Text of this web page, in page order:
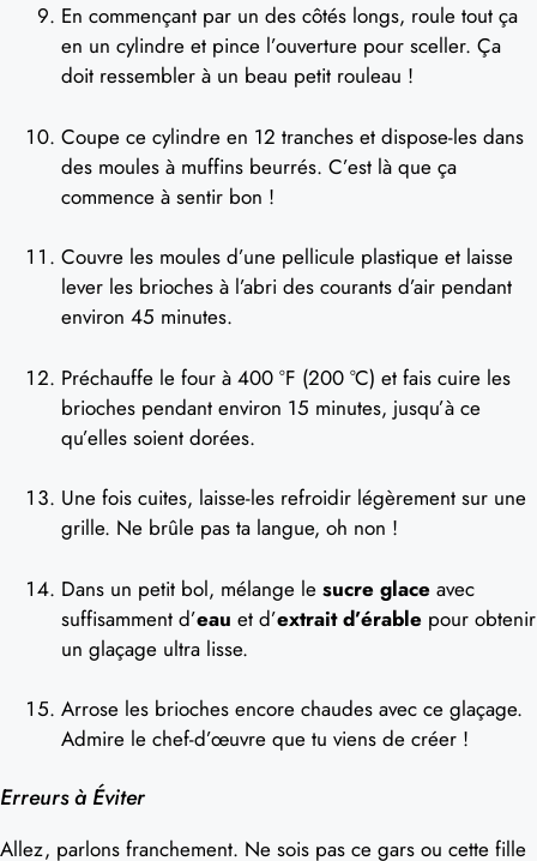
En commençant par un des côtés longs, roule tout ça
en un cylindre et pince l’ouverture pour sceller. Ça
doit ressembler à un beau petit rouleau !
Coupe ce cylindre en 12 tranches et dispose-les dans
des moules à muffins beurrés. C’est là que ça
commence à sentir bon !
Couvre les moules d’une pellicule plastique et laisse
lever les brioches à l’abri des courants d’air pendant
environ 45 minutes.
Préchauffe le four à 400 °F (200 °C) et fais cuire les
brioches pendant environ 15 minutes, jusqu’à ce
qu’elles soient dorées.
Une fois cuites, laisse-les refroidir légèrement sur une
grille. Ne brûle pas ta langue, oh non !
Dans un petit bol, mélange le sucre glace avec
suffisamment d’eau et d’extrait d’érable pour obtenir
un glaçage ultra lisse.
Arrose les brioches encore chaudes avec ce glaçage.
Admire le chef-d’œuvre que tu viens de créer !
Erreurs à Éviter
Allez, parlons franchement. Ne sois pas ce gars ou cette fille